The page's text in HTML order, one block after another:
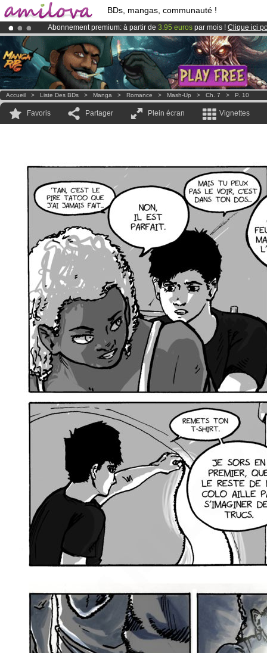
BDs, mangas, communauté !
Abonnement premium: à partir de 3.95 euros par mois ! Clique ici
LeKickstarter Amilova est désormais lancé!.
Déjà 134393membreset 1208BDs & Mangas!
Accueil > Liste Des BDs > Manga > Romance > Mash-Up > Ch. 7 > P. 10
Favoris Partager Plein écran Vignettes